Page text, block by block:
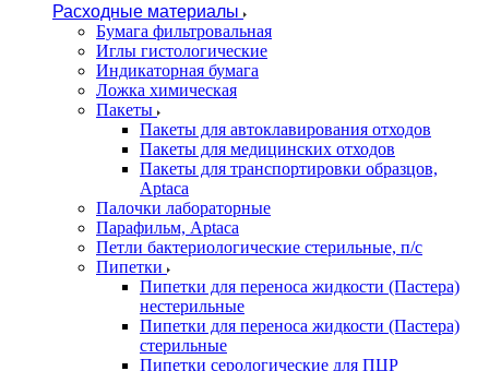
Расходные материалы
Бумага фильтровальная
Иглы гистологические
Индикаторная бумага
Ложка химическая
Пакеты
Пакеты для автоклавирования отходов
Пакеты для медицинских отходов
Пакеты для транспортировки образцов,
Aptaca
Палочки лабораторные
Парафильм, Aptaca
Петли бактериологические стерильные, п/с
Пипетки
Пипетки для переноса жидкости (Пастера)
нестерильные
Пипетки для переноса жидкости (Пастера)
стерильные
Пипетки серологические для ПЦР